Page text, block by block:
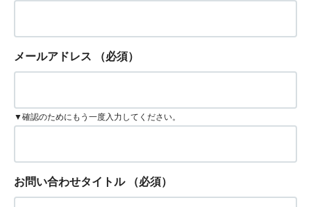
メールアドレス （必須）
▼確認のためにもう一度入力してください。
お問い合わせタイトル （必須）